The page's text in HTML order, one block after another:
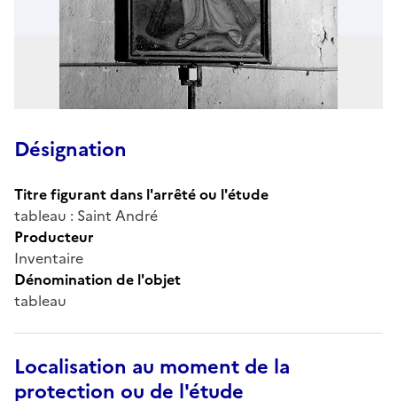
Désignation
Titre figurant dans l'arrêté ou l'étude
tableau : Saint André
Producteur
Inventaire
Dénomination de l'objet
tableau
Localisation au moment de la
protection ou de l'étude